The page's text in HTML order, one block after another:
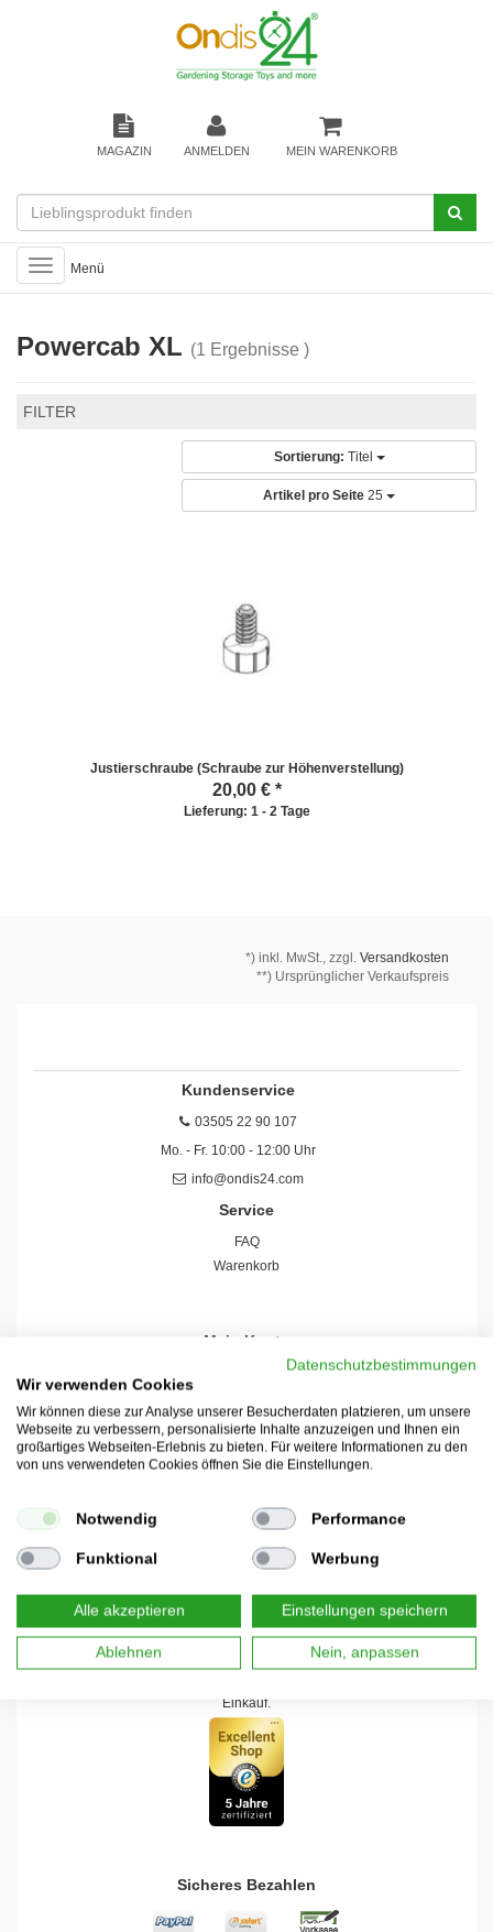
MAGAZIN ANMELDEN MEIN WARENKORB
Toggle
navigation
Menü
Powercab XL (1 Ergebnisse )
FILTER
Sortierung: Titel
Artikel pro Seite 25
Justierschraube (Schraube zur Höhenverstellung)
20,00€ *
Lieferung: 1 - 2 Tage
*) inkl. MwSt., zzgl. Versandkosten
**) Ursprünglicher Verkaufspreis
Kundenservice
03505 22 90 107
Mo. - Fr. 10:00 - 12:00 Uhr
info@ondis24.com
Service
FAQ
Warenkorb
Mein Konto
Einloggen
Meine Bestellungen
Versand Mo-Fr binnen 24h
Versand nach Österreich (AT)
Internationaler Versand auf Anfrage
Kauf auf Rechnung über PayPal
Sicheres Einkaufen
Einkauf.
Sicheres Bezahlen
Datenschutzbestimmungen
Wir verwenden Cookies
Wir können diese zur Analyse unserer Besucherdaten platzieren, um unsere
Webseite zu verbessern, personalisierte Inhalte anzuzeigen und Ihnen ein
großartiges Webseiten-Erlebnis zu bieten. Für weitere Informationen zu den
von uns verwendeten Cookies öffnen Sie die Einstellungen.
Notwendig Performance
Funktional Werbung
Alle akzeptieren Einstellungen speichern
Ablehnen Nein, anpassen